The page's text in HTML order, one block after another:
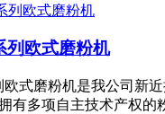
列欧式磨粉机
欧式磨粉机是我公司新
有多项自主技术产权的